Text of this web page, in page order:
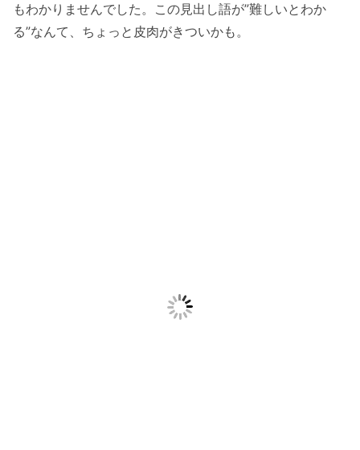
もわかりませんでした。この見出し語が”難しいとわか
る”なんて、ちょっと皮肉がきついかも。